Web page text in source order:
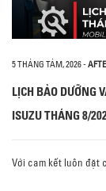
5 THÁNG TÁM, 2026-
LỊCH BẢO DƯỠNG
ISUZU THÁNG 8/
Với cam kết luôn đặt